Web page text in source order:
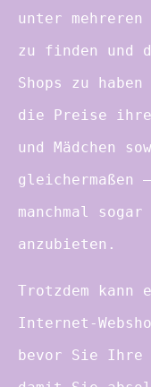
unter
zu finden und
Shops zu
die Preise
und Mädchen
gleichermaßen
manchmal
anzubieten.
Trotzdem
Internet-
bevor Sie Ihre